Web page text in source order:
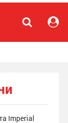
Imperial